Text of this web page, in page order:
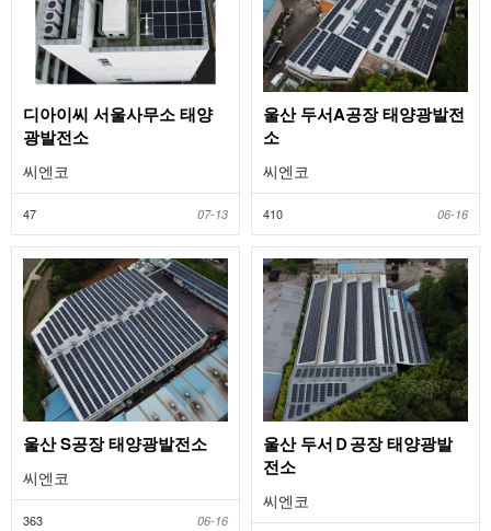
디아이씨 서울사무소 태양
광발전소
씨엔코
47 07-13
울산 두서A공장 태양광발전
소
씨엔코
410 06-16
울산 S공장 태양광발전소
씨엔코
363 06-16
울산 두서Ｄ공장 태양광발
전소
씨엔코